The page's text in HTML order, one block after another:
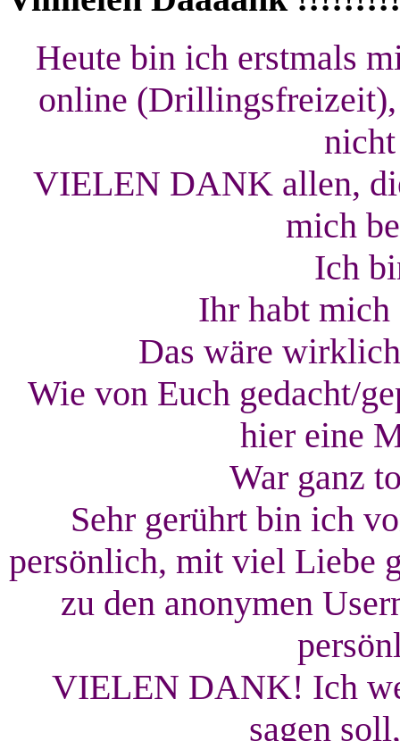
Heute bin ich erstmals
online
VIELEN DANK allen,
mich
Ich
Ihr habt mich
Das wäre
Wie von Euch gedacht/
hier eine
War ganz
Sehr gerührt bin ich
persönlich, mit viel Liebe
zu den anonymen
VIELEN DANK! Ich
sagen